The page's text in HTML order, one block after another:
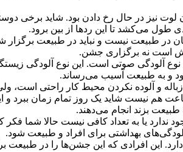
نیز در حال رخ دادن بود. شاید برخی
طول می‌کشد تا این رد‌ها از بین برود.
در طبیعت نیست و نباید در طبیعت برگزار
است نه برگزاری جشن.
آلودگی صوتی است. این نوع آلودگی
و به طبیعت آسیب می‌رساند.
هم نیست شاید یک روز تمام زمان ببرد و
بزند انجام می‌دهند.
بهداشتی برای افراد و طبیعت شود.
این افرادی که این جشن‌ها را در طبیعت